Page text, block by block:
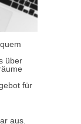
über
für
aus.